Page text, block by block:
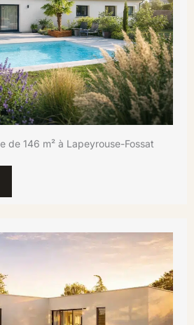
de 146 m² à Lapeyrouse-Fossat